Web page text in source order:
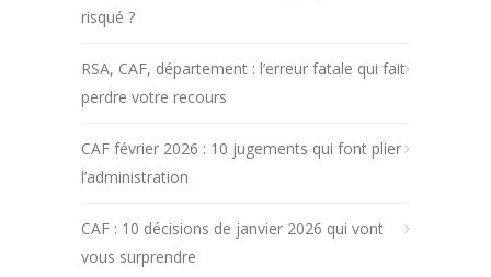
risqué ?
RSA, CAF, département : l’erreur fatale qui fait
perdre votre recours
CAF février 2026 : 10 jugements qui font plier
l’administration
CAF : 10 décisions de janvier 2026 qui vont
vous surprendre